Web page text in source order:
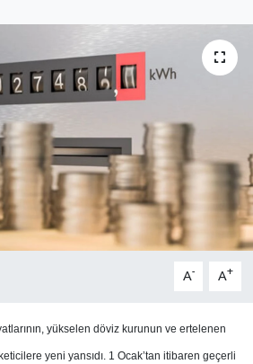
A- A+
yükselen döviz kurunun ve ertelenen
yeni yansıdı. 1 Ocak’tan itibaren geçerli